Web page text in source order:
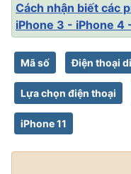
Cách nhận biết các
iPhone 3 - iPhone 4
Mã số Điện thoại
Lựa chọn điện thoại
iPhone 11